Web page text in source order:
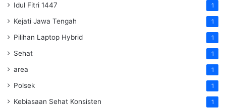
Idul Fitri 1447 1
Kejati Jawa Tengah 1
Pilihan Laptop Hybrid 1
Sehat 1
area 1
Polsek 1
Kebiasaan Sehat Konsisten 1